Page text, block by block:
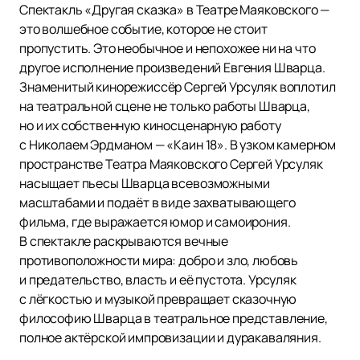
Спектакль «Другая сказка» в Театре Маяковского —
это волшебное событие, которое не стоит
пропустить. Это необычное и непохожее ни на что
другое исполнение произведений Евгения Шварца.
Знаменитый кинорежиссёр Сергей Урсуляк воплотил
на театральной сцене не только работы Шварца,
но и их собственную киносценарную работу
с Николаем Эрдманом — «Каин 18». В узком камерном
пространстве Театра Маяковского Сергей Урсуляк
насыщает пьесы Шварца всевозможными
масштабами и подаёт в виде захватывающего
фильма, где выражается юмор и самоирония.
В спектакле раскрываются вечные
противоположности мира: добро и зло, любовь
и предательство, власть и её пустота. Урсуляк
с лёгкостью и музыкой превращает сказочную
философию Шварца в театральное представление,
полное актёрской импровизации и дуракаваляния.